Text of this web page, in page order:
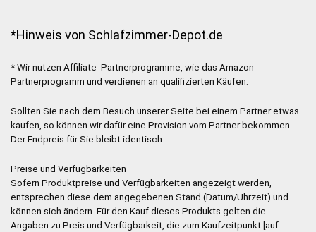
*Hinweis von Schlafzimmer-Depot.de
* Wir nutzen Affiliate Partnerprogramme, wie das Amazon
Partnerprogramm und verdienen an qualifizierten Käufen.
Sollten Sie nach dem Besuch unserer Seite bei einem Partner etwas
kaufen, so können wir dafür eine Provision vom Partner bekommen.
Der Endpreis für Sie bleibt identisch.
Preise und Verfügbarkeiten
Sofern Produktpreise und Verfügbarkeiten angezeigt werden,
entsprechen diese dem angegebenen Stand (Datum/Uhrzeit) und
können sich ändern. Für den Kauf dieses Produkts gelten die
Angaben zu Preis und Verfügbarkeit, die zum Kaufzeitpunkt [auf